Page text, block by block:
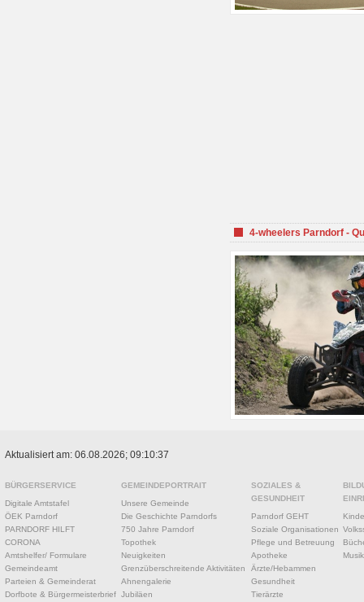
4-wheelers Parndorf -
Aktualisiert am: 06.08.2026; 09:10:37
BÜRGERSERVICE
Digitale Amtstafel
ÖEK Parndorf
PARNDORF HILFT
CORONA
Amtshelfer/ Formulare
Gemeindeamt
Parteien & Gemeinderat
Dorfbote & Bürgermeisterbrief
GEMEINDEPORTRAIT
Unsere Gemeinde
Die Geschichte Parndorfs
750 Jahre Parndorf
Topothek
Neuigkeiten
Grenzüberschreitende Aktivitäten
Ahnengalerie
Jubiläen
SOZIALES &
GESUNDHEIT
Parndorf GEHT
Soziale Organisationen
Pflege und Betreuung
Apotheke
Ärzte/Hebammen
Gesundheit
Tierärzte